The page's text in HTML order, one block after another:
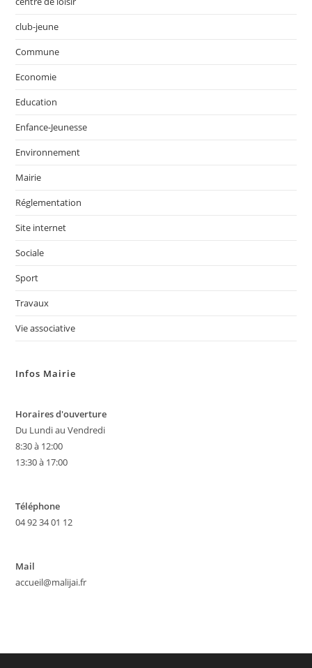
club-jeune
Commune
Economie
Education
Enfance-Jeunesse
Environnement
Mairie
Réglementation
Site internet
Sociale
Sport
Travaux
Vie associative
Infos Mairie
Horaires d'ouverture
Du Lundi au Vendredi
8:30 à 12:00
13:30 à 17:00
Téléphone
04 92 34 01 12
Mail
accueil@malijai.fr